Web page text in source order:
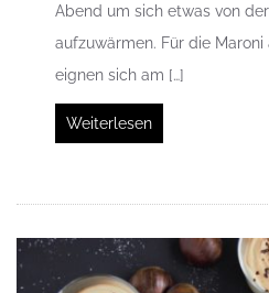
Abend um sich etwas von
aufzuwärmen. Für die
eignen sich am […]
Weiterlesen